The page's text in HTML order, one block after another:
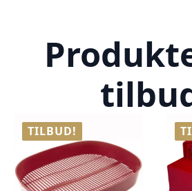
TILBUD!